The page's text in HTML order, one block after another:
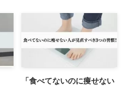
「食べてないのに痩せない